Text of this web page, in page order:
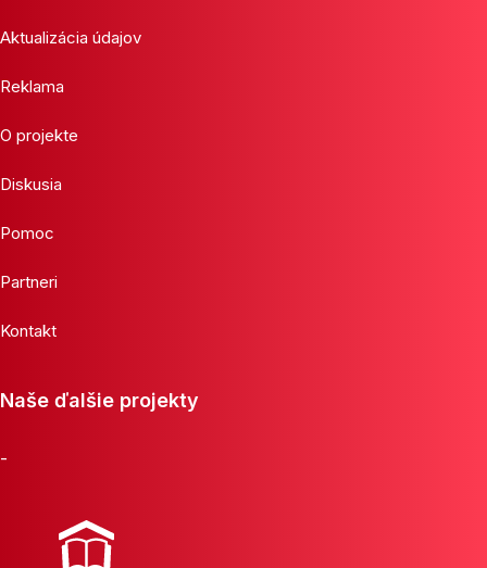
Aktualizácia údajov
Reklama
O projekte
Diskusia
Pomoc
Partneri
Kontakt
Naše ďalšie projekty
-